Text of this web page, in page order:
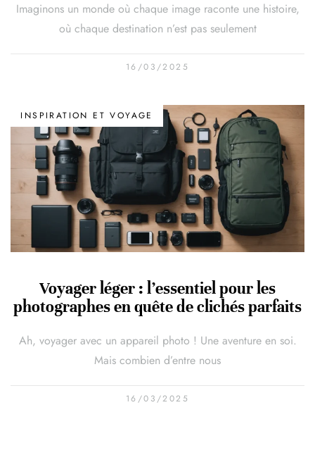
Imaginons un monde où chaque image raconte une histoire,
où chaque destination n’est pas seulement
16/03/2025
INSPIRATION ET VOYAGE
Voyager léger : l’essentiel pour les
photographes en quête de clichés parfaits
Ah, voyager avec un appareil photo ! Une aventure en soi.
Mais combien d’entre nous
16/03/2025